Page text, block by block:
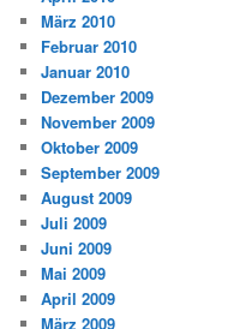
März 2010
Februar 2010
Januar 2010
Dezember 2009
November 2009
Oktober 2009
September 2009
August 2009
Juli 2009
Juni 2009
Mai 2009
April 2009
März 2009